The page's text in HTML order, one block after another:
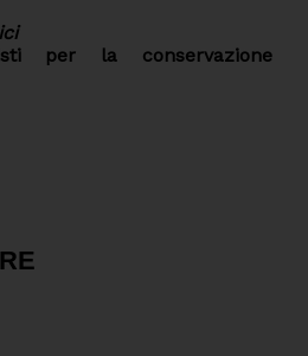
per la conservazione